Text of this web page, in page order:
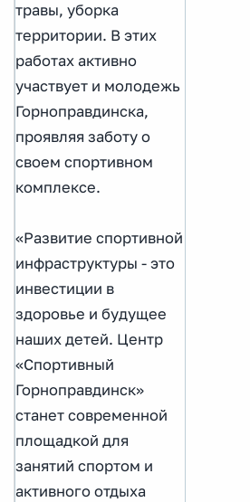
травы, уборка
территории. В этих
работах активно
участвует и молодежь
Горноправдинска,
проявляя заботу о
своем спортивном
комплексе.
«Развитие спортивной
инфраструктуры - это
инвестиции в
здоровье и будущее
наших детей. Центр
«Спортивный
Горноправдинск»
станет современной
площадкой для
занятий спортом и
активного отдыха